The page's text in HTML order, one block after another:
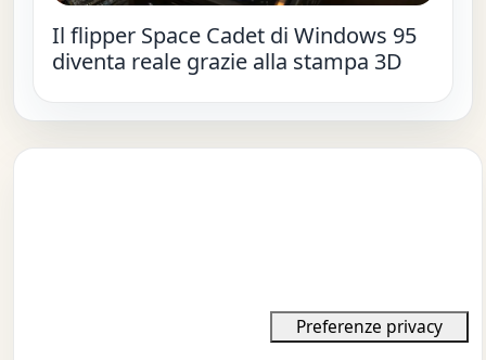
Il flipper Space Cadet di Windows 95
diventa reale grazie alla stampa 3D